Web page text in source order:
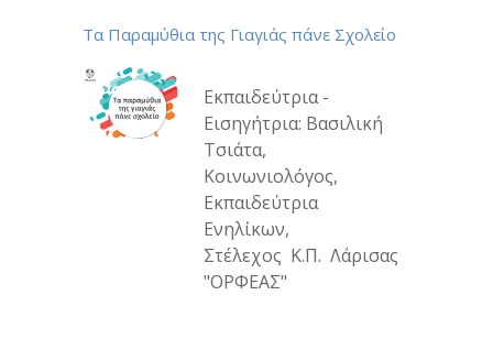
Τα Παραμύθια της Γιαγιάς πάνε Σχολείο
Εκπαιδεύτρια -
Εισηγήτρια: Βασιλική
Τσιάτα,
Κοινωνιολόγος,
Εκπαιδεύτρια
Ενηλίκων,
Στέλεχος Κ.Π. Λάρισας
"ΟΡΦΕΑΣ"